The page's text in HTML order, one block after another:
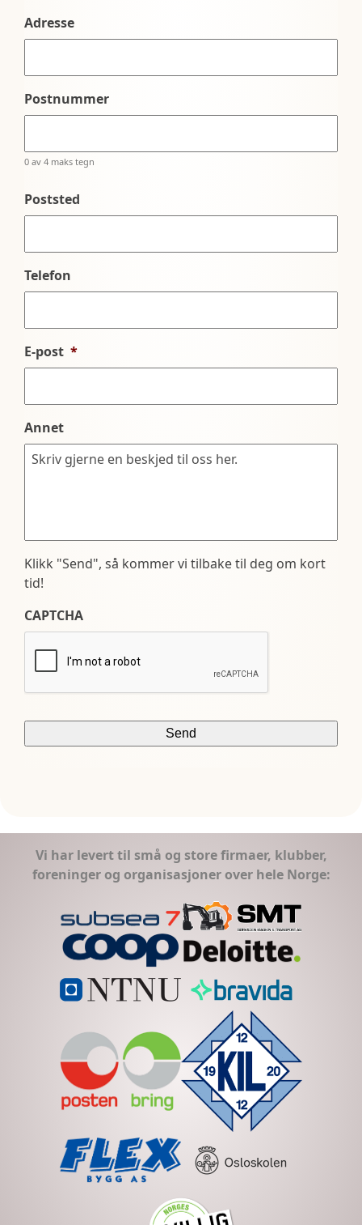
Adresse
Postnummer
0 av 4 maks tegn
Poststed
Telefon
E-post *
Annet
Klikk "Send", så kommer vi tilbake til deg om kort
tid!
CAPTCHA
Vi har levert til små og store firmaer, klubber,
foreninger og organisasjoner over hele Norge: